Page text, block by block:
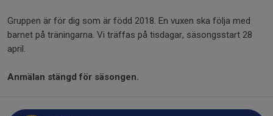
Gruppen är för dig som är född 2018. En vuxen ska följa med
barnet på träningarna. Vi träffas på tisdagar, säsongsstart 28
april.
Anmälan stängd för säsongen.